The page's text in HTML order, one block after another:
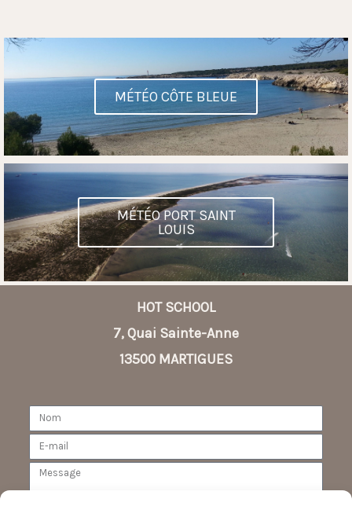
MÉTÉO CÔTE BLEUE
MÉTÉO PORT SAINT
LOUIS
HOT SCHOOL
7, Quai Sainte-Anne
13500 MARTIGUES
Nom
mail
Message